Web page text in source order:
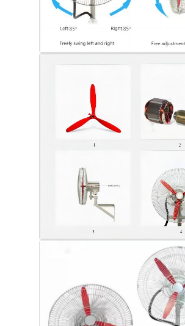
Đèn báo cháy nổ
quạt chống cháy nổ
công tắc chống cháy nổ
phích cắm và ổ cắm chống cháy nổ